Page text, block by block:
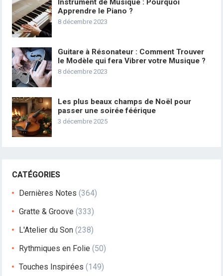
Apprendre le Piano ?
8 décembre 2023
Guitare à Résonateur : Comment Trouver
le Modèle qui fera Vibrer votre Musique ?
8 décembre 2023
Les plus beaux champs de Noël pour
passer une soirée féérique
3 décembre 2025
CATÉGORIES
Dernières Notes (364)
Gratte & Groove (333)
L'Atelier du Son (238)
Rythmiques en Folie (50)
Touches Inspirées (149)